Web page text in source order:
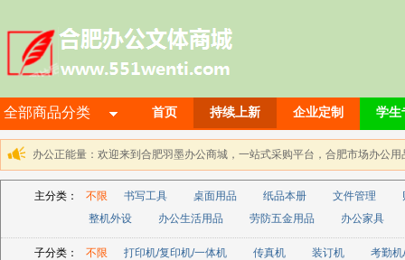
全部商品分类 首页 持续上新 企业定制 学生
办公正能量：欢迎来到合肥羽墨办公商城，一站式采购平台，合肥市场办
主分类： 不限 书写工具 桌面用品 纸品本册 文件管理
整机外设
办公生活用品 劳防五金用品 办公家具
子分类： 不限 打印机/复印机/一体机 传真机 装订机
考勤